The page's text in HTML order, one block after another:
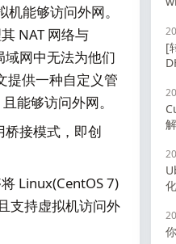
能够访问外网。
NAT 网络与
域网中无法为他们
提供一种自定义管
能够访问外网。
接模式，即创
Linux(CentOS 7)
支持虚拟机访问外
[
化